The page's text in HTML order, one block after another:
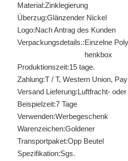
Material:Zinklegierung
Überzug:Glänzender Nickel
Logo:Nach Antrag des Kunden
Verpackungsdetails.:Einzelne
henkbox
Produktionszeit:15 tage.
Zahlung:T / T, Western Union,
Versand Lieferung:Luftfracht-
Beispielzeit:7 Tage
Verwenden:Werbegeschenk
Warenzeichen:Goldener
Transportpaket:Opp Beutel
Spezifikation:Sgs.